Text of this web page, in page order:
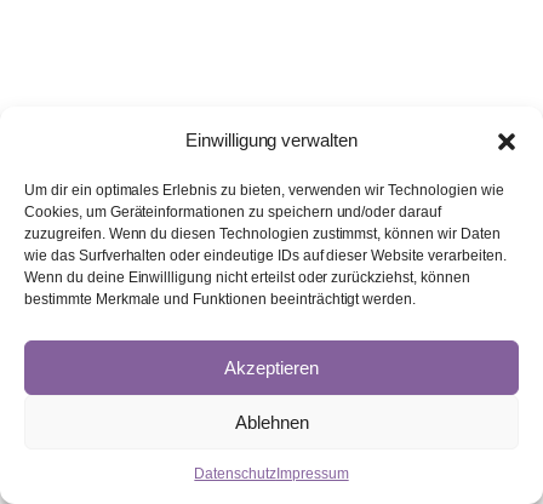
Einwilligung verwalten
Um dir ein optimales Erlebnis zu bieten, verwenden wir Technologien wie
Cookies, um Geräteinformationen zu speichern und/oder darauf
zuzugreifen. Wenn du diesen Technologien zustimmst, können wir Daten
wie das Surfverhalten oder eindeutige IDs auf dieser Website verarbeiten.
Wenn du deine Einwillligung nicht erteilst oder zurückziehst, können
bestimmte Merkmale und Funktionen beeinträchtigt werden.
Akzeptieren
Ablehnen
DatenschutzImpressum